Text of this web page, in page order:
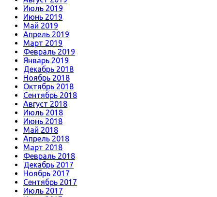
Июль 2019
Июнь 2019
Май 2019
Апрель 2019
Март 2019
Февраль 2019
Январь 2019
Декабрь 2018
Ноябрь 2018
Октябрь 2018
Сентябрь 2018
Август 2018
Июль 2018
Июнь 2018
Май 2018
Апрель 2018
Март 2018
Февраль 2018
Декабрь 2017
Ноябрь 2017
Сентябрь 2017
Июль 2017